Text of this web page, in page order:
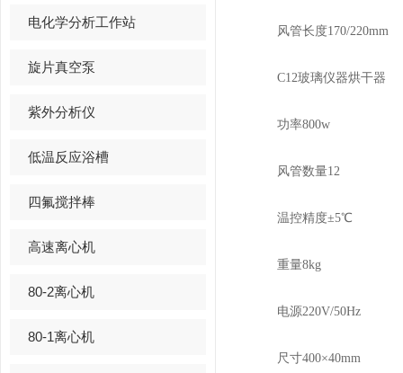
电化学分析工作站
旋片真空泵
紫外分析仪
低温反应浴槽
四氟搅拌棒
高速离心机
80-2离心机
80-1离心机
风管长度170/220mm
C12玻璃仪器烘干器
功率800w
风管数量12
温控精度±5℃
重量8kg
电源220V/50Hz
尺寸400×40mm